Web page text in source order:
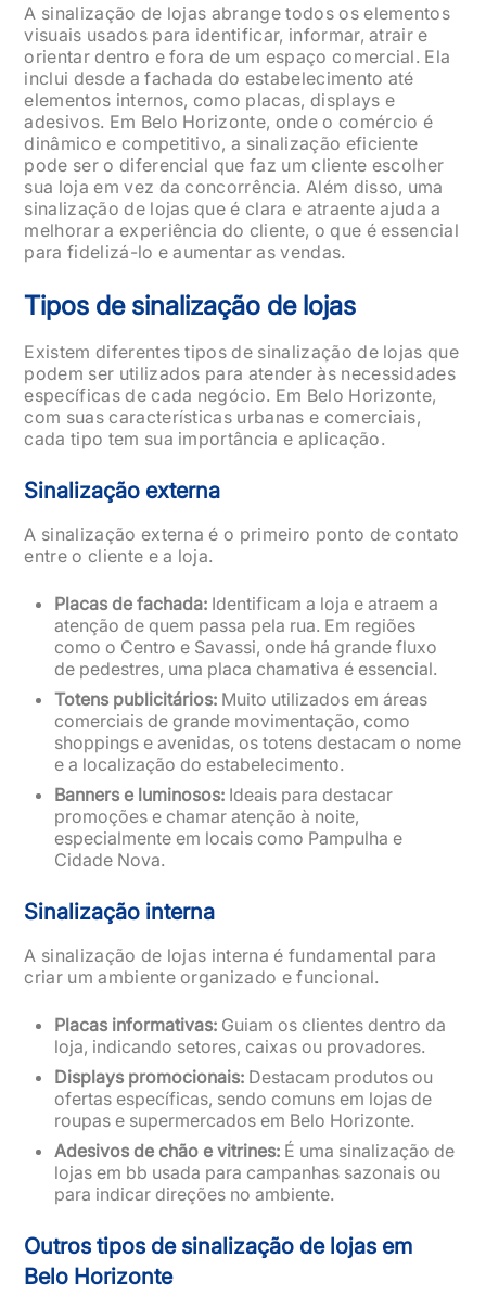
A sinalização de lojas abrange todos os elementos
visuais usados para identificar, informar, atrair e
orientar dentro e fora de um espaço comercial. Ela
inclui desde a fachada do estabelecimento até
elementos internos, como placas, displays e
adesivos. Em Belo Horizonte, onde o comércio é
dinâmico e competitivo, a sinalização eficiente
pode ser o diferencial que faz um cliente escolher
sua loja em vez da concorrência. Além disso, uma
sinalização de lojas que é clara e atraente ajuda a
melhorar a experiência do cliente, o que é essencial
para fidelizá-lo e aumentar as vendas.
Tipos de sinalização de lojas
Existem diferentes tipos de sinalização de lojas que
podem ser utilizados para atender às necessidades
específicas de cada negócio. Em Belo Horizonte,
com suas características urbanas e comerciais,
cada tipo tem sua importância e aplicação.
Sinalização externa
A sinalização externa é o primeiro ponto de contato
entre o cliente e a loja.
Placas de fachada: Identificam a loja e atraem a
atenção de quem passa pela rua. Em regiões
como o Centro e Savassi, onde há grande fluxo
de pedestres, uma placa chamativa é essencial.
Totens publicitários: Muito utilizados em áreas
comerciais de grande movimentação, como
shoppings e avenidas, os totens destacam o nome
e a localização do estabelecimento.
Banners e luminosos: Ideais para destacar
promoções e chamar atenção à noite,
especialmente em locais como Pampulha e
Cidade Nova.
Sinalização interna
A sinalização de lojas interna é fundamental para
criar um ambiente organizado e funcional.
Placas informativas: Guiam os clientes dentro da
loja, indicando setores, caixas ou provadores.
Displays promocionais: Destacam produtos ou
ofertas específicas, sendo comuns em lojas de
roupas e supermercados em Belo Horizonte.
Adesivos de chão e vitrines: É uma sinalização de
lojas em bb usada para campanhas sazonais ou
para indicar direções no ambiente.
Outros tipos de sinalização de lojas em
Belo Horizonte